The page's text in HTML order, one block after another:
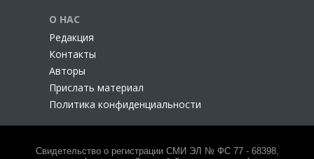
О НАС
Редакция
Контакты
Авторы
Прислать материал
Политика конфиденциальности
Свидетельство о регистрации СМИ ЭЛ № ФС 77 - 68398,